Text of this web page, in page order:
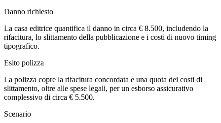
Danno richiesto
La casa editrice quantifica il danno in circa € 8.500, includendo la
rifacitura, lo slittamento della pubblicazione e i costi di nuovo timing
tipografico.
Esito polizza
La polizza copre la rifacitura concordata e una quota dei costi di
slittamento, oltre alle spese legali, per un esborso assicurativo
complessivo di circa € 5.500.
Scenario